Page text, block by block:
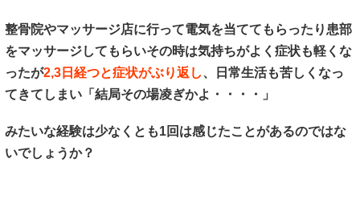
整骨院やマッサージ店に行って電気を当ててもらったり患部
をマッサージしてもらいその時は気持ちがよく症状も軽くな
ったが2,3日経つと症状がぶり返し、日常生活も苦しくなっ
てきてしまい「結局その場凌ぎかよ・・・・」
みたいな経験は少なくとも1回は感じたことがあるのではな
いでしょうか？